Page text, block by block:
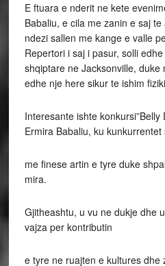
E ftuara e nderit ne kete
Babaliu, e cila me zanin e saj
ndezi sallen me kange e valle
Repertori i saj i pasur, solli
shqiptare ne Jacksonville,
edhe nje here sikur te ishim
Interesante ishte
Ermira Babaliu, ku kunkurrentet
me finese artin e tyre duke
mira.
Gjitheashtu, u vu ne dukje dhe
vajza per kontributin
e tyre ne ruajten e kultures dhe